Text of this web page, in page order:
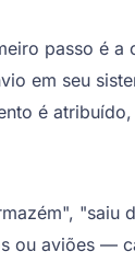
passo é
em seu
é
ou aviões —